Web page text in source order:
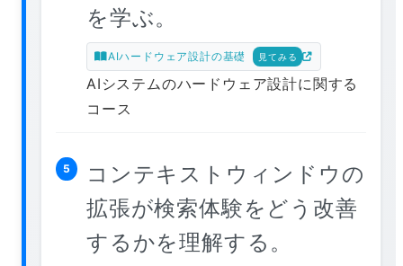
を学ぶ。
AIハードウェア設計の基礎 見てみる
AIシステムのハードウェア設計に関する
コース
5
コンテキストウィンドウの
拡張が検索体験をどう改善
するかを理解する。